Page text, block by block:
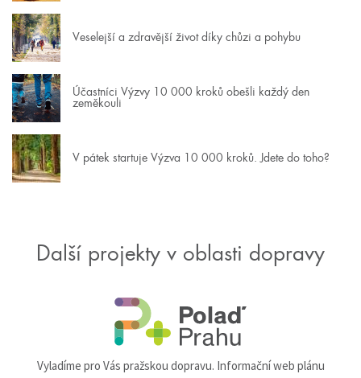
Veselejší a zdravější život díky chůzi a pohybu
Účastníci Výzvy 10 000 kroků obešli každý den
zeměkouli
V pátek startuje Výzva 10 000 kroků. Jdete do toho?
Další projekty v oblasti dopravy
Vyladíme pro Vás pražskou dopravu. Informační web plánu